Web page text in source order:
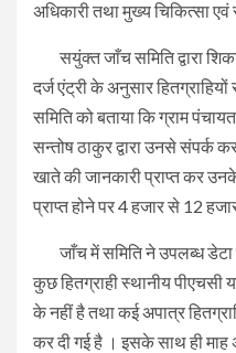
अधिकारी तथा मुख्य चिकित्सा एवं
सयुंक्त जाँच समिति द्वारा
दर्ज एंट्री के अनुसार
समिति को बताया कि ग्राम
सन्तोष ठाकुर द्वारा उनसे संपर्क
खाते की जानकारी प्राप्त कर
प्राप्त होने पर 4 हजार से 12
जाँच में समिति ने उपलब्ध डेटा
कुछ हितग्राही स्थानीय पीएचसी
के नहीं है तथा कई अपात्र
कर दी गई है । इसके साथ ही